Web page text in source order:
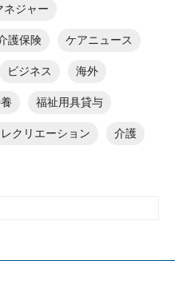
ネジャー
護保険 ケアニュース
ビジネス 海外
福祉用具貸与
レクリエーション 介護